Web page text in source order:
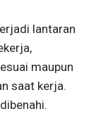
lantaran
maupun
saat kerja.